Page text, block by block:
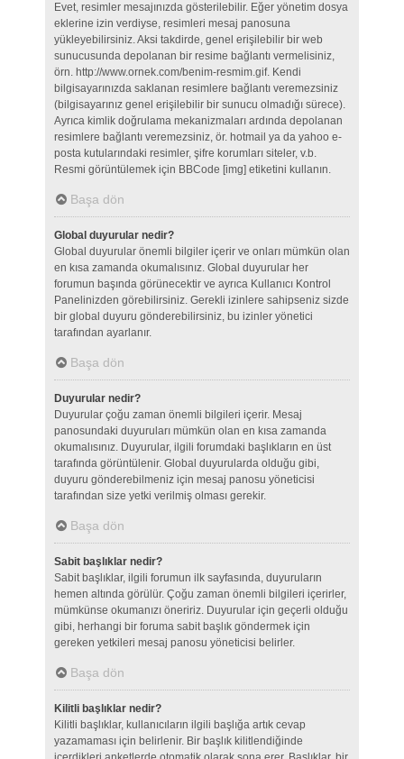
Evet, resimler mesajınızda gösterilebilir. Eğer yönetim dosya
eklerine izin verdiyse, resimleri mesaj panosuna
yükleyebilirsiniz. Aksi takdirde, genel erişilebilir bir web
sunucusunda depolanan bir resime bağlantı vermelisiniz,
örn. http://www.ornek.com/benim-resmim.gif. Kendi
bilgisayarınızda saklanan resimlere bağlantı veremezsiniz
(bilgisayarınız genel erişilebilir bir sunucu olmadığı sürece).
Ayrıca kimlik doğrulama mekanizmaları ardında depolanan
resimlere bağlantı veremezsiniz, ör. hotmail ya da yahoo e-
posta kutularındaki resimler, şifre korumları siteler, v.b.
Resmi görüntülemek için BBCode [img] etiketini kullanın.
Başa dön
Global duyurular nedir?
Global duyurular önemli bilgiler içerir ve onları mümkün olan
en kısa zamanda okumalısınız. Global duyurular her
forumun başında görünecektir ve ayrıca Kullanıcı Kontrol
Panelinizden görebilirsiniz. Gerekli izinlere sahipseniz sizde
bir global duyuru gönderebilirsiniz, bu izinler yönetici
tarafından ayarlanır.
Başa dön
Duyurular nedir?
Duyurular çoğu zaman önemli bilgileri içerir. Mesaj
panosundaki duyuruları mümkün olan en kısa zamanda
okumalısınız. Duyurular, ilgili forumdaki başlıkların en üst
tarafında görüntülenir. Global duyurularda olduğu gibi,
duyuru gönderebilmeniz için mesaj panosu yöneticisi
tarafından size yetki verilmiş olması gerekir.
Başa dön
Sabit başlıklar nedir?
Sabit başlıklar, ilgili forumun ilk sayfasında, duyuruların
hemen altında görülür. Çoğu zaman önemli bilgileri içerirler,
mümkünse okumanızı öneririz. Duyurular için geçerli olduğu
gibi, herhangi bir foruma sabit başlık göndermek için
gereken yetkileri mesaj panosu yöneticisi belirler.
Başa dön
Kilitli başlıklar nedir?
Kilitli başlıklar, kullanıcıların ilgili başlığa artık cevap
yazamaması için belirlenir. Bir başlık kilitlendiğinde